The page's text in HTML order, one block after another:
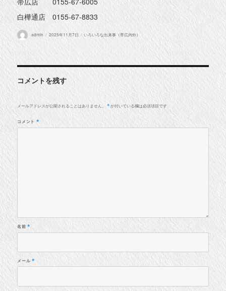
白樺通店 0155-67-8833
投
admin
投
2025年11月7日
カ
いろいろな出来事（帯広内外）
コメントを残す
メールアドレスが公開されることはありません。 * が付いている欄は必須項目です
コメント *
名前*
メール *